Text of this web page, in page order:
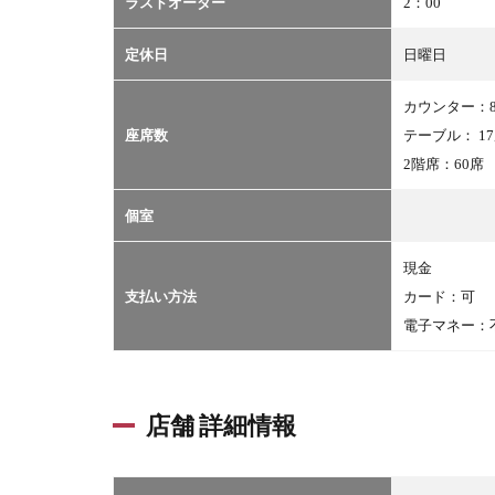
定休日 日曜日
座席数
カウンター：
テーブル：
2階席：60席
個室
支払い方法
現金
カード：可
電子マネー：
店舗 詳細情報